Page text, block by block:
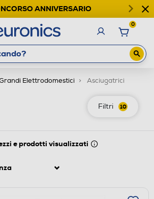
ANNIVERSARIO
0
Elettrodomestici Asciugatrici
Filtri 10
e prodotti visualizzati